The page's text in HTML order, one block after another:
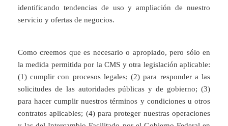
identificando tendencias de uso y ampliación de nuestro
servicio y ofertas de negocios.
Como creemos que es necesario o apropiado, pero sólo en
la medida permitida por la CMS y otra legislación aplicable:
(1) cumplir con procesos legales; (2) para responder a las
solicitudes de las autoridades públicas y de gobierno; (3)
para hacer cumplir nuestros términos y condiciones u otros
contratos aplicables; (4) para proteger nuestras operaciones